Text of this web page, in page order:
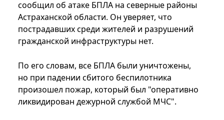
сообщил об атаке БПЛА на северные районы
Астраханской области. Он уверяет, что
пострадавших среди жителей и разрушений
гражданской инфраструктуры нет.
По его словам, все БПЛА были уничтожены,
но при падении сбитого беспилотника
произошел пожар, который был "оперативно
ликвидирован дежурной службой МЧС".